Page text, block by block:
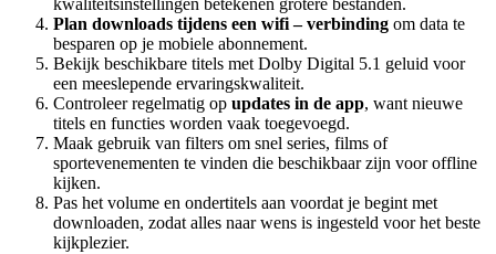
kwaliteitsinstellingen betekenen grotere bestanden.
Plan downloads tijdens een wifi– verbinding om data te
besparen op je mobiele abonnement.
Bekijk beschikbare titels met Dolby Digital 5.1 geluid voor
een meeslepende ervaringskwaliteit.
Controleer regelmatig op updates in de app, want nieuwe
titels en functies worden vaak toegevoegd.
Maak gebruik van filters om snel series, films of
sportevenementen te vinden die beschikbaar zijn voor offline
kijken.
Pas het volume en ondertitels aan voordat je begint met
downloaden, zodat alles naar wens is ingesteld voor het beste
kijkplezier.